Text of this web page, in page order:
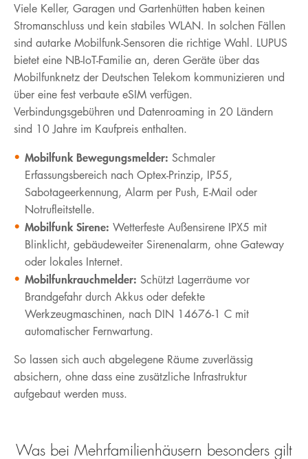
Viele Keller, Garagen und Gartenhütten haben keinen
Stromanschluss und kein stabiles WLAN. In solchen Fällen
sind autarke Mobilfunk-Sensoren die richtige Wahl. LUPUS
bietet eine NB-IoT-Familie an, deren Geräte über das
Mobilfunknetz der Deutschen Telekom kommunizieren und
über eine fest verbaute eSIM verfügen.
Verbindungsgebühren und Datenroaming in 20 Ländern
sind 10 Jahre im Kaufpreis enthalten.
Mobilfunk Bewegungsmelder: Schmaler
Erfassungsbereich nach Optex-Prinzip, IP55,
Sabotageerkennung, Alarm per Push, E-Mail oder
Notrufleitstelle.
Mobilfunk Sirene: Wetterfeste Außensirene IPX5 mit
Blinklicht, gebäudeweiter Sirenenalarm, ohne Gateway
oder lokales Internet.
Mobilfunkrauchmelder: Schützt Lagerräume vor
Brandgefahr durch Akkus oder defekte
Werkzeugmaschinen, nach DIN 14676-1 C mit
automatischer Fernwartung.
So lassen sich auch abgelegene Räume zuverlässig
absichern, ohne dass eine zusätzliche Infrastruktur
aufgebaut werden muss.
Was bei Mehrfamilienhäusern besonders gilt